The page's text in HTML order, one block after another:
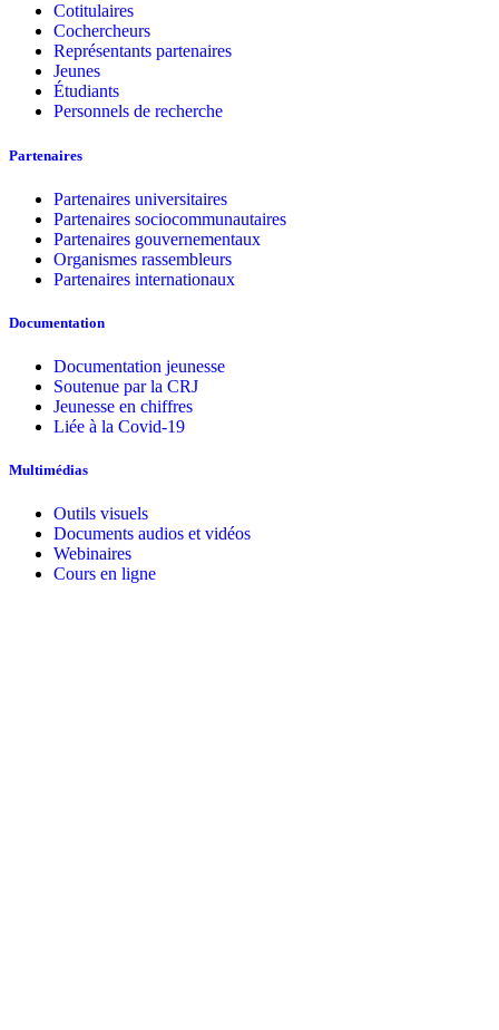
Cotitulaires
Cochercheurs
Représentants partenaires
Jeunes
Étudiants
Personnels de recherche
Partenaires
Partenaires universitaires
Partenaires sociocommunautaires
Partenaires gouvernementaux
Organismes rassembleurs
Partenaires internationaux
Documentation
Documentation jeunesse
Soutenue par la CRJ
Jeunesse en chiffres
Liée à la Covid-19
Multimédias
Outils visuels
Documents audios et vidéos
Webinaires
Cours en ligne